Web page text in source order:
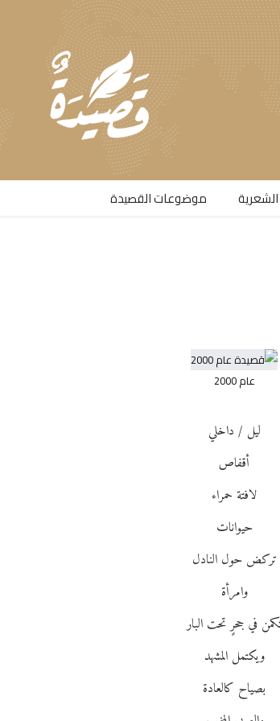
موضوعات القصيدة​
عام 2000
ليل / داخلي
أقفاص
لافتة حمراء
حيوانات
تركض حول النادل
وامرأة
في جحرٍ تحت البار
ويكتمل المشهد
بصياح كالعادة